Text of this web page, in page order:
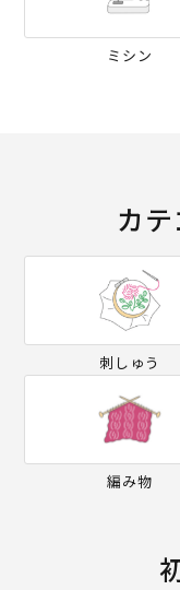
ミシン
カ
刺しゅう
編み物